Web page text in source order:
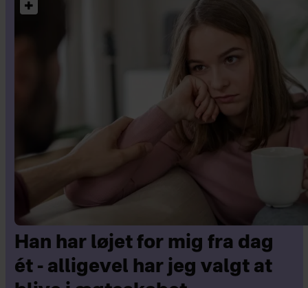
Han har løjet for mig fra dag
ét - alligevel har jeg valgt at